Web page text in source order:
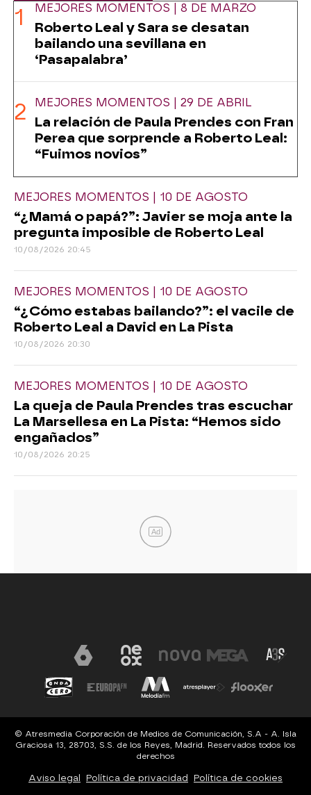
MEJORES MOMENTOS | 8 DE MARZO
Roberto Leal y Sara se desatan
bailando una sevillana en
‘Pasapalabra’
MEJORES MOMENTOS | 29 DE ABRIL
La relación de Paula Prendes con Fran
Perea que sorprende a Roberto Leal:
“Fuimos novios”
MEJORES MOMENTOS | 10 DE AGOSTO
“¿Mamá o papá?”: Javier se moja ante la
pregunta imposible de Roberto Leal
10/08/2026 20:45
MEJORES MOMENTOS | 10 DE AGOSTO
“¿Cómo estabas bailando?”: el vacile de
Roberto Leal a David en La Pista
10/08/2026 20:30
MEJORES MOMENTOS | 10 DE AGOSTO
La queja de Paula Prendes tras escuchar
La Marsellesa en La Pista: “Hemos sido
engañados”
10/08/2026 20:25
Ad
© Atresmedia Corporación de Medios de Comunicación, S.A - A. Isla
Graciosa 13, 28703, S.S. de los Reyes, Madrid. Reservados todos los
derechos
Aviso legal Política de privacidad Política de cookies